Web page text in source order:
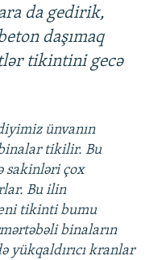
da gedirik,
daşımaq
tikintini gecə
ünvanın
tikilir. Bu
sakinləri çox
Bu ilin
tikinti bumu
binaların
yükqaldırıcı kranlar